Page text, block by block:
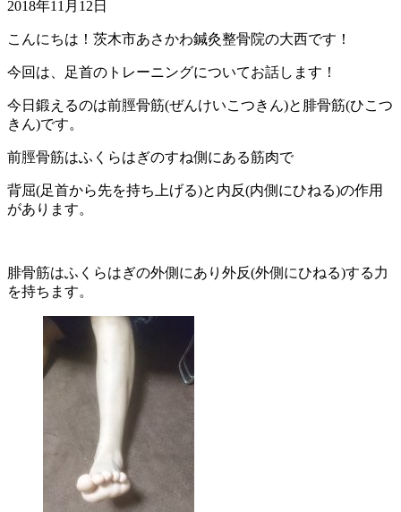
2018年11月12日
こんにちは！茨木市あさかわ鍼灸整骨院の大西です！
今回は、足首のトレーニングについてお話します！
今日鍛えるのは前脛骨筋(ぜんけいこつきん)と腓骨筋(ひこつ
きん)です。
前脛骨筋はふくらはぎのすね側にある筋肉で
背屈(足首から先を持ち上げる)と内反(内側にひねる)の作用
があります。
腓骨筋はふくらはぎの外側にあり外反(外側にひねる)する力
を持ちます。